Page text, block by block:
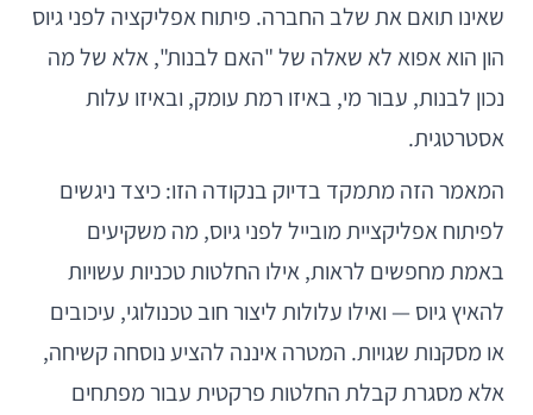
שאינו תואם את שלב החברה. פיתוח אפליקציה לפני גיוס
הון הוא אפוא לא שאלה של "האם לבנות", אלא של מה
נכון לבנות, עבור מי, באיזו רמת עומק, ובאיזו עלות
אסטרטגית.
המאמר הזה מתמקד בדיוק בנקודה הזו: כיצד ניגשים
לפיתוח אפליקציית מובייל לפני גיוס, מה משקיעים
באמת מחפשים לראות, אילו החלטות טכניות עשויות
להאיץ גיוס — ואילו עלולות ליצור חוב טכנולוגי, עיכובים
או מסקנות שגויות. המטרה איננה להציע נוסחה קשיחה,
אלא מסגרת קבלת החלטות פרקטית עבור מפתחים